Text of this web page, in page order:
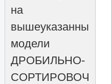
на
вышеуказанные
модели
ДРОБИЛЬНО-